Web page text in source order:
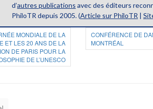
d’autres publications avec des éditeurs
PhiloTR depuis 2005. (Article sur PhiloTR |
MONDIALE DE LA
ET LES 20 ANS DE LA
DE PARIS POUR LA
DE L’UNESCO
CONFÉRENCE DE
MONTRÉAL